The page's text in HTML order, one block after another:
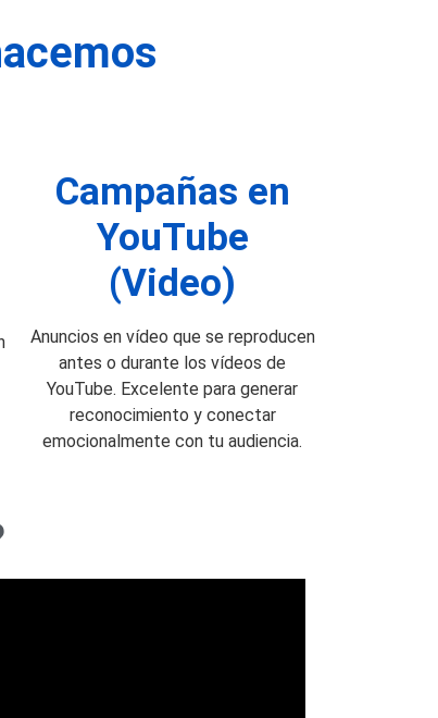
Campañas en
YouTube
(Video)
Anuncios en vídeo que se reproducen
antes o durante los vídeos de
YouTube. Excelente para generar
reconocimiento y conectar
emocionalmente con tu audiencia.